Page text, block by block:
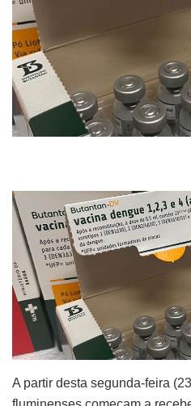
A partir desta segunda-feira